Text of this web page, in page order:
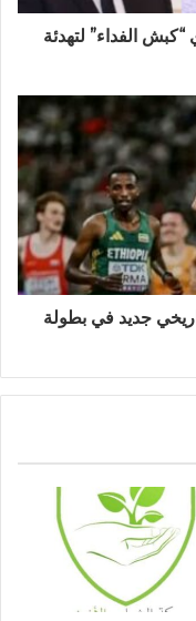
الفداء” لتهدئة
جديد في بطولة